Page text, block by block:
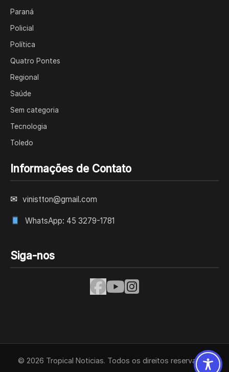
Paraná
Policial
Política
Quatro Pontes
Regional
Saúde
Sem categoria
Tecnologia
Toledo
Informações de Contato
✉ vinistton@gmail.com
WhatsApp: 45 3279-1781
Siga-nos
© 2026 Tropical Noticias. Todos os direitos reservados.